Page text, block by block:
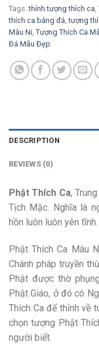
Tags:thỉnh tượng thích ca,
thích ca bằng đá,tượng
Mâu Ni, Tượng Thích Ca
Đá Mẫu Đẹp
DESCRIPTION
REVIEWS (0)
Phật Thích Ca,
Tịch Mặc. Nghĩa là
hồn luôn luôn yên tĩnh.
Phật Thích Ca Mâu
Chánh pháp truyền
Phật được thờ
Phật Giáo, ở đó có
Thích Ca để thỉnh về
chọn tượng Phật
người biết.